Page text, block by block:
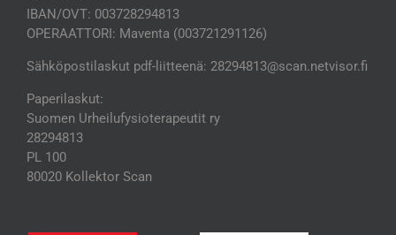
IBAN/OVT: 003728294813
OPERAATTORI: Maventa (003721291126)
Sähköpostilaskut pdf-liitteenä: 28294813@scan.netvisor.fi
Paperilaskut:
Suomen Urheilufysioterapeutit ry
28294813
PL 100
80020 Kollektor Scan